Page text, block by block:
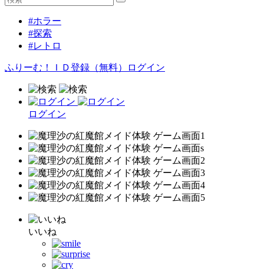
#ホラー
#探索
#レトロ
ふりーむ！ＩＤ登録（無料） ログイン
ログイン
いいね